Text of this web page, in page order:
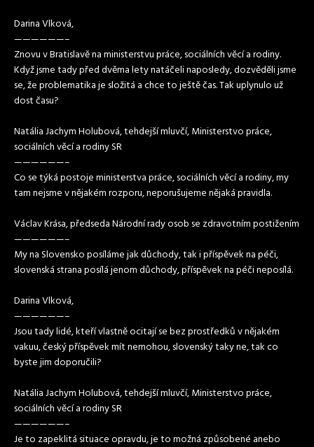
Darina Vlková,
——————–
Znovu v Bratislavě na ministerstvu práce, sociálních věcí a rodiny.
Když jsme tady před dvěma lety natáčeli naposledy, dozvěděli jsme
se, že problematika je složitá a chce to ještě čas. Tak uplynulo už
dost času?
Natália Jachym Holubová, tehdejší mluvčí, Ministerstvo práce,
sociálních věcí a rodiny SR
——————–
Co se týká postoje ministerstva práce, sociálních věcí a rodiny, my
tam nejsme v nějakém rozporu, neporušujeme nějaká pravidla.
Václav Krása, předseda Národní rady osob se zdravotním postižením
——————–
My na Slovensko posíláme jak důchody, tak i příspěvek na péči,
slovenská strana posílá jenom důchody, příspěvek na péči neposílá.
Darina Vlková,
——————–
Jsou tady lidé, kteří vlastně ocitají se bez prostředků v nějakém
vakuu, český příspěvek mít nemohou, slovenský taky ne, tak co
byste jim doporučili?
Natália Jachym Holubová, tehdejší mluvčí, Ministerstvo práce,
sociálních věcí a rodiny SR
——————–
Je to zapeklitá situace opravdu, je to možná způsobené anebo